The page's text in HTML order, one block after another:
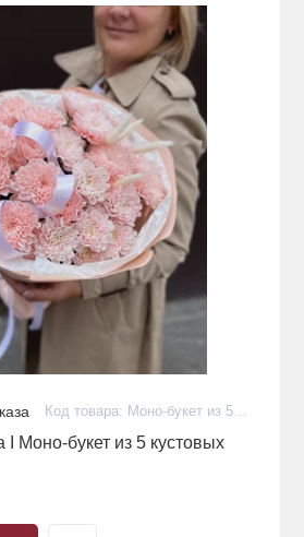
Код товара: Моно-букет из 5 кустовых розовых хризантем с лагурусом в стильном оформлении
Моно-букет из 5 кустовых